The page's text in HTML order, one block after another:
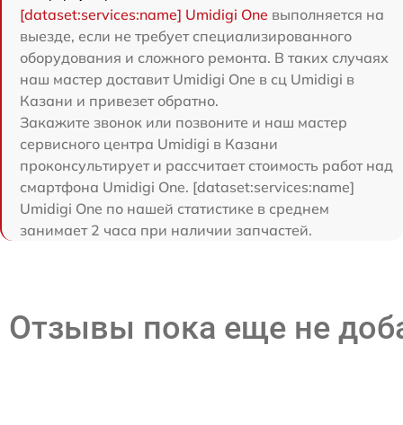
[dataset:services:name] Umidigi One выполняется на
выезде, если не требует специализированного
оборудования и сложного ремонта. В таких случаях
наш мастер доставит Umidigi One в сц Umidigi в
Казани и привезет обратно.
Закажите звонок или позвоните и наш мастер
сервисного центра Umidigi в Казани
проконсультирует и рассчитает стоимость работ над
смартфона Umidigi One. [dataset:services:name]
Umidigi One по нашей статистике в среднем
занимает 2 часа при наличии запчастей.
Отзывы пока еще не